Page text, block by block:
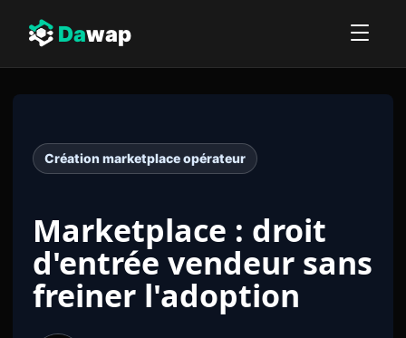
Dawap
Création marketplace opérateur
Marketplace : droit
d'entrée vendeur sans
freiner l'adoption